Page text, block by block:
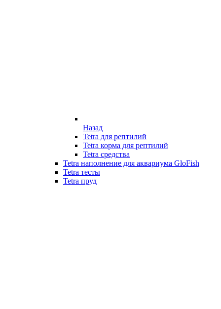
Назад
Tetra для рептилий
Tetra корма для рептилий
Tetra средства
Tetra наполнение для аквариума GloFish
Tetra тесты
Tetra пруд